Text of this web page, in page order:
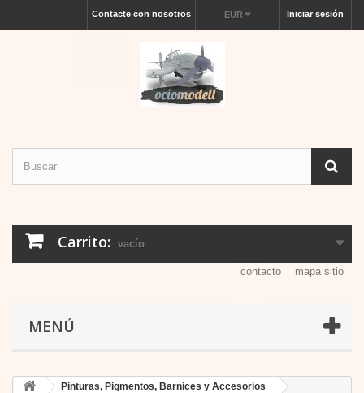
Iniciar sesión
EUR
Contacte con nosotros
Carrito: vacío
contacto mapa sitio
MENÚ
Pinturas, Pigmentos, Barnices y Accesorios